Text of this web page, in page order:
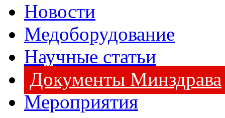
Новости
Медоборудование
Научные статьи
Документы Минздрава
Мероприятия